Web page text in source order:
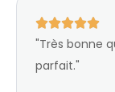
"Très bonne
parfait."